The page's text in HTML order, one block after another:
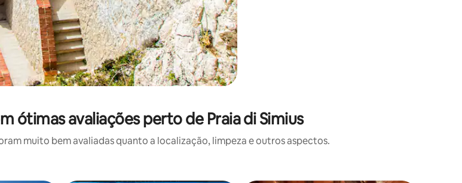
ótimas avaliações perto de Praia di Simius
muito bem avaliadas quanto a localização, limpeza e outros aspectos.